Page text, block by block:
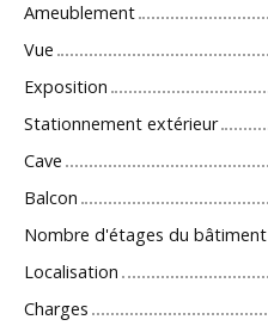
Ameublement
Vue
Exposition
Stationnement extérieur
Cave
Balcon
Nombre d'étages du bâtiment
Localisation
Charges